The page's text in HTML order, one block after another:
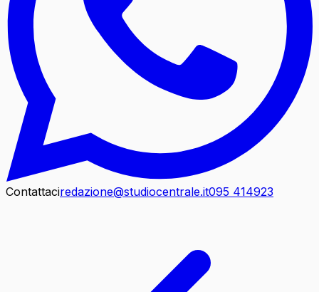
Contattaciredazione@studiocentrale.it095 414923